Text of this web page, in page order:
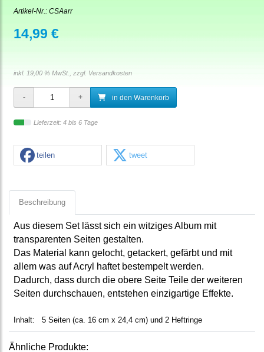
Artikel-Nr.: CSAarr
14,99 €
inkl. 19,00 % MwSt., zzgl. Versandkosten
in den Warenkorb
Lieferzeit: 4 bis 6 Tage
teilen tweet
Beschreibung
Aus diesem Set lässt sich ein witziges Album mit
transparenten Seiten gestalten.
Das Material kann gelocht, getackert, gefärbt und mit
allem was auf Acryl haftet bestempelt werden.
Dadurch, dass durch die obere Seite Teile der weiteren
Seiten durchschauen, entstehen einzigartige Effekte.
Inhalt: 5 Seiten (ca. 16 cm x 24,4 cm) und 2 Heftringe
Ähnliche Produkte: